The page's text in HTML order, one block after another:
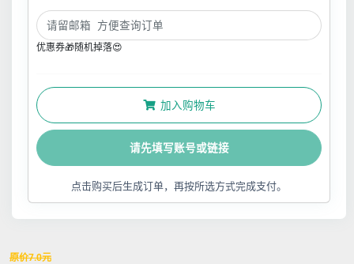
优惠券🎁随机掉落😍
加入购物车
请先填写账号或链接
点击购买后生成订单，再按所选方式完成支付。
原价7.0元